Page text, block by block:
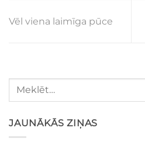
Vēl viena laimīga pūce
JAUNĀKĀS ZIŅAS